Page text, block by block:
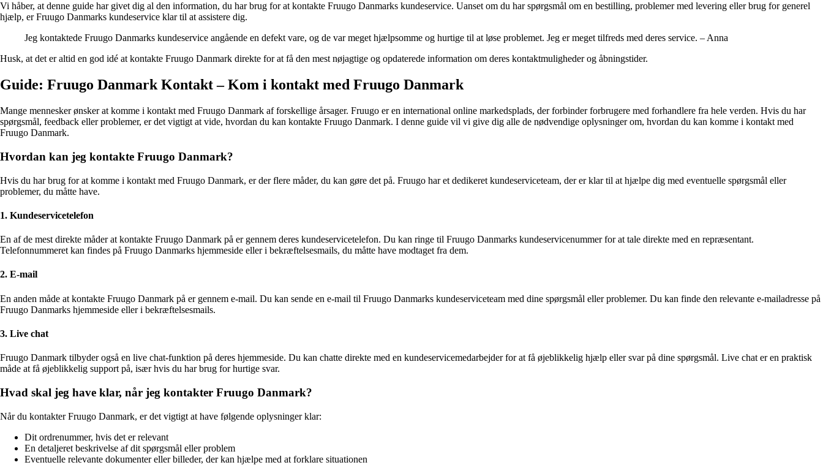
Vi håber, at denne guide har givet dig al den information, du har brug for at kontakte Fruugo Danmarks kundeservice. Uanset om du har spørgsmål om en bestilling, problemer med levering eller brug for generel
hjælp, er Fruugo Danmarks kundeservice klar til at assistere dig.
Jeg kontaktede Fruugo Danmarks kundeservice angående en defekt vare, og de var meget hjælpsomme og hurtige til at løse problemet. Jeg er meget tilfreds med deres service. – Anna
Husk, at det er altid en god idé at kontakte Fruugo Danmark direkte for at få den mest nøjagtige og opdaterede information om deres kontaktmuligheder og åbningstider.
Guide: Fruugo Danmark Kontakt – Kom i kontakt med Fruugo Danmark
Mange mennesker ønsker at komme i kontakt med Fruugo Danmark af forskellige årsager. Fruugo er en international online markedsplads, der forbinder forbrugere med forhandlere fra hele verden. Hvis du har
spørgsmål, feedback eller problemer, er det vigtigt at vide, hvordan du kan kontakte Fruugo Danmark. I denne guide vil vi give dig alle de nødvendige oplysninger om, hvordan du kan komme i kontakt med
Fruugo Danmark.
Hvordan kan jeg kontakte Fruugo Danmark?
Hvis du har brug for at komme i kontakt med Fruugo Danmark, er der flere måder, du kan gøre det på. Fruugo har et dedikeret kundeserviceteam, der er klar til at hjælpe dig med eventuelle spørgsmål eller
problemer, du måtte have.
1. Kundeservicetelefon
En af de mest direkte måder at kontakte Fruugo Danmark på er gennem deres kundeservicetelefon. Du kan ringe til Fruugo Danmarks kundeservicenummer for at tale direkte med en repræsentant.
Telefonnummeret kan findes på Fruugo Danmarks hjemmeside eller i bekræftelsesmails, du måtte have modtaget fra dem.
2. E-mail
En anden måde at kontakte Fruugo Danmark på er gennem e-mail. Du kan sende en e-mail til Fruugo Danmarks kundeserviceteam med dine spørgsmål eller problemer. Du kan finde den relevante e-mailadresse på
Fruugo Danmarks hjemmeside eller i bekræftelsesmails.
3. Live chat
Fruugo Danmark tilbyder også en live chat-funktion på deres hjemmeside. Du kan chatte direkte med en kundeservicemedarbejder for at få øjeblikkelig hjælp eller svar på dine spørgsmål. Live chat er en praktisk
måde at få øjeblikkelig support på, især hvis du har brug for hurtige svar.
Hvad skal jeg have klar, når jeg kontakter Fruugo Danmark?
Når du kontakter Fruugo Danmark, er det vigtigt at have følgende oplysninger klar:
Dit ordrenummer, hvis det er relevant
En detaljeret beskrivelse af dit spørgsmål eller problem
Eventuelle relevante dokumenter eller billeder, der kan hjælpe med at forklare situationen